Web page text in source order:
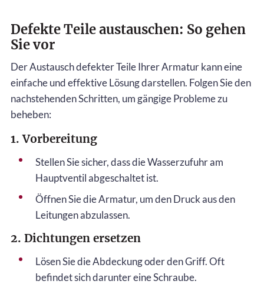
Defekte Teile austauschen: So gehen
Sie vor
Der Austausch defekter Teile Ihrer Armatur kann eine
einfache und effektive Lösung darstellen. Folgen Sie den
nachstehenden Schritten, um gängige Probleme zu
beheben:
1. Vorbereitung
Stellen Sie sicher, dass die Wasserzufuhr am
Hauptventil abgeschaltet ist.
Öffnen Sie die Armatur, um den Druck aus den
Leitungen abzulassen.
2. Dichtungen ersetzen
Lösen Sie die Abdeckung oder den Griff. Oft
befindet sich darunter eine Schraube.